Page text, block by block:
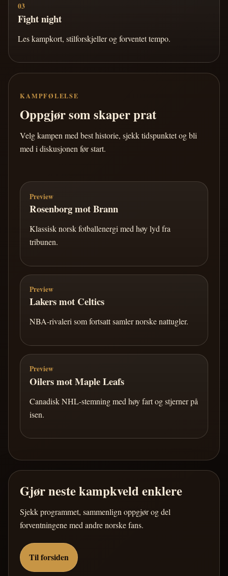
03
Fight night
Les kampkort, stilforskjeller og forventet tempo.
KAMPFØLELSE
Oppgjør som skaper prat
Velg kampen med best historie, sjekk tidspunktet og bli
med i diskusjonen før start.
Preview
Rosenborg mot Brann
Klassisk norsk fotballenergi med høy lyd fra
tribunen.
Preview
Lakers mot Celtics
NBA-rivaleri som fortsatt samler norske nattugler.
Preview
Oilers mot Maple Leafs
Canadisk NHL-stemning med høy fart og stjerner på
isen.
Gjør neste kampkveld enklere
Sjekk programmet, sammenlign oppgjør og del
forventningene med andre norske fans.
Til forsiden